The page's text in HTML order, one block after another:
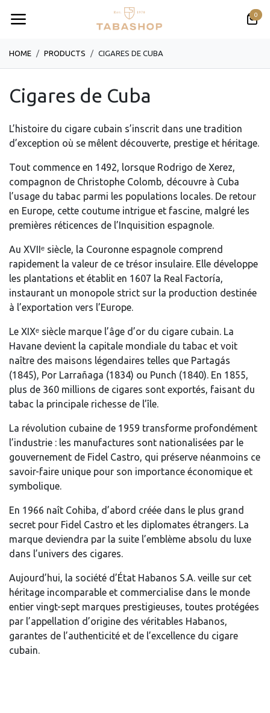
0
HOME PRODUCTS CIGARES DE CUBA
Cigares de Cuba
L’histoire du cigare cubain s’inscrit dans une tradition
d’exception où se mêlent découverte, prestige et héritage.
Tout commence en 1492, lorsque Rodrigo de Xerez,
compagnon de Christophe Colomb, découvre à Cuba
l’usage du tabac parmi les populations locales. De retour
en Europe, cette coutume intrigue et fascine, malgré les
premières réticences de l’Inquisition espagnole.
Au XVIIᵉ siècle, la Couronne espagnole comprend
rapidement la valeur de ce trésor insulaire. Elle développe
les plantations et établit en 1607 la Real Factoría,
instaurant un monopole strict sur la production destinée
à l’exportation vers l’Europe.
Le XIXᵉ siècle marque l’âge d’or du cigare cubain. La
Havane devient la capitale mondiale du tabac et voit
naître des maisons légendaires telles que Partagás
(1845), Por Larrañaga (1834) ou Punch (1840). En 1855,
plus de 360 millions de cigares sont exportés, faisant du
tabac la principale richesse de l’île.
La révolution cubaine de 1959 transforme profondément
l’industrie : les manufactures sont nationalisées par le
gouvernement de Fidel Castro, qui préserve néanmoins ce
savoir-faire unique pour son importance économique et
symbolique.
En 1966 naît Cohiba, d’abord créée dans le plus grand
secret pour Fidel Castro et les diplomates étrangers. La
marque deviendra par la suite l’emblème absolu du luxe
dans l’univers des cigares.
Aujourd’hui, la société d’État Habanos S.A. veille sur cet
héritage incomparable et commercialise dans le monde
entier vingt-sept marques prestigieuses, toutes protégées
par l’appellation d’origine des véritables Habanos,
garantes de l’authenticité et de l’excellence du cigare
cubain.